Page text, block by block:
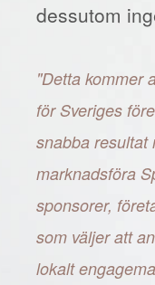
dessutom
"Detta kommer
för Sveriges
snabba resultat
marknadsföra
sponsorer,
som väljer att
lokalt